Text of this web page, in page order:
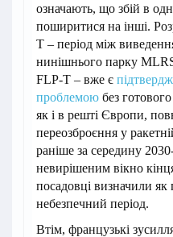
означають, що збій в
поширитися на інші.
T – період між
нинішнього парку
FLP-T – вже є
проблемою без
як і в решті Європи,
переозброєння у
раніше за середину
невирішеним вікно
посадовці визначили
небезпечний період.
Втім, французькі